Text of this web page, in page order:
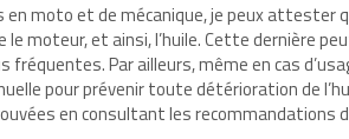
en moto et de mécanique, je peux attester
moteur, et ainsi, l’huile. Cette dernière
Par ailleurs, même en cas
pour prévenir toute détérioration de
en consultant les recommandations